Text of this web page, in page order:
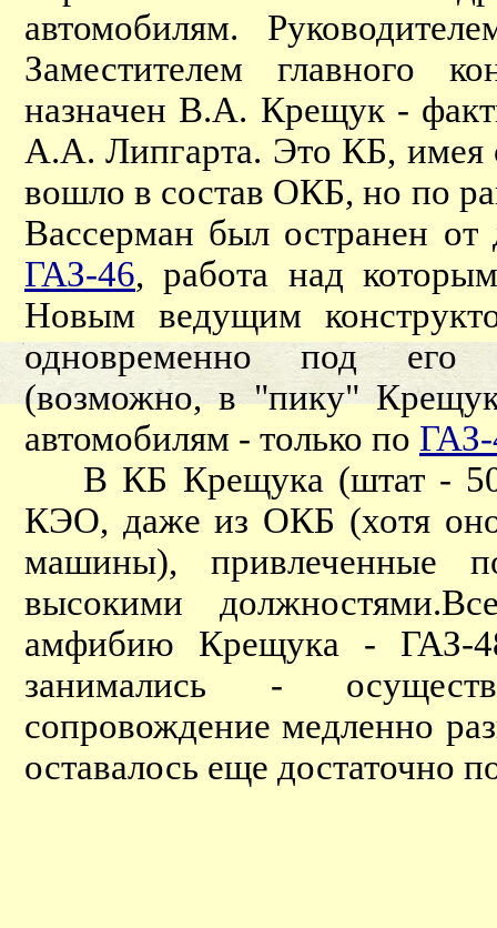
автомобилям.
Заместителем главного
назначен В.А. Крещук -
А.А. Липгарта. Это КБ, имея
вошло в состав ОКБ, но по
Вассерман был остранен от
ГАЗ-46, работа над
Новым ведущим
одновременно под его
(возможно, в "пику"
автомобилям - только по
В КБ Крещука (штат - 50
КЭО, даже из ОКБ (хотя оно
машины), привлеченные
высокими
амфибию Крещука - ГАЗ-
занимались -
сопровождение медленно
оставалось еще достаточно